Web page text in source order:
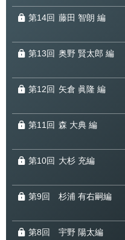
第14回 藤田 智朗 編
第13回 奥野 賢太郎 編
第12回 矢倉 眞隆 編
第11回 森 大典 編
第10回 大杉 充編
第9回 杉浦 有右嗣編
第8回 宇野 陽太編